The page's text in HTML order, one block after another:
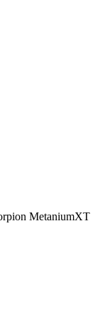
MetaniumXT